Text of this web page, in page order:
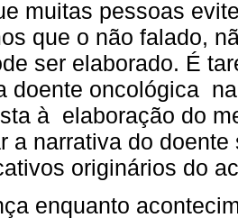
muitas pessoas
que o não falado,
ser elaborado. É
doente oncológica
à elaboração do
a narrativa do
originários do
enquanto